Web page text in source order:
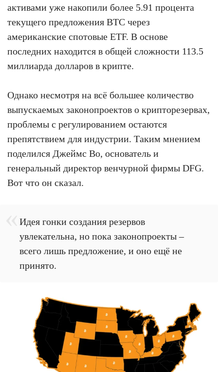
активами уже накопили более 5.91 процента
текущего предложения BTC через
американские спотовые ETF. В основе
последних находится в общей сложности 113.5
миллиарда долларов в крипте.
Однако несмотря на всё большее количество
выпускаемых законопроектов о крипторезервах,
проблемы с регулированием остаются
препятствием для индустрии. Таким мнением
поделился Джеймс Во, основатель и
генеральный директор венчурной фирмы DFG.
Вот что он сказал.
Идея гонки создания резервов
увлекательна, но пока законопроекты –
всего лишь предложение, и оно ещё не
принято.